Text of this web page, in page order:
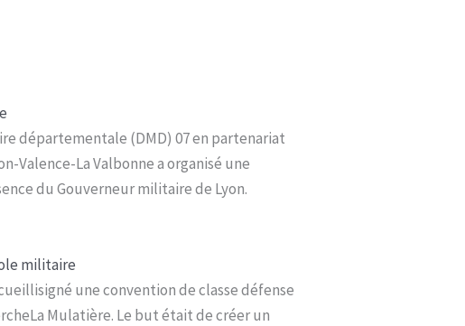
départementale (DMD) 07 en partenariat
Valence-La Valbonne a organisé une
du Gouverneur militaire de Lyon.
militaire
une convention de classe défense
Mulatière. Le but était de créer un